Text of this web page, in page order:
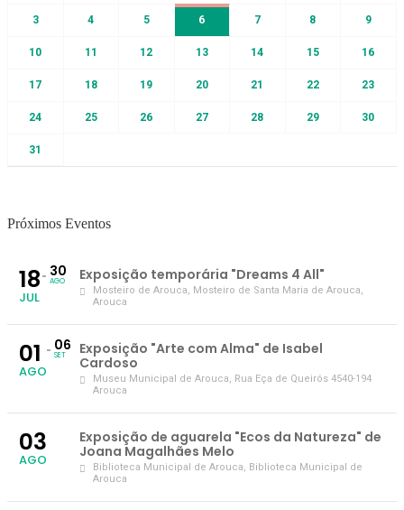
3 4 5 6 7 8 9
10 11 12 13 14 15 16
17 18 19 20 21 22 23
24 25 26 27 28 29 30
31
Próximos Eventos
18
JUL
30
AGO Exposição temporária "Dreams 4 All"
Mosteiro de Arouca, Mosteiro de Santa Maria de Arouca,
Arouca
01
AGO
06
SET
Exposição "Arte com Alma" de Isabel
Cardoso
Museu Municipal de Arouca, Rua Eça de Queirós 4540-194
Arouca
03
AGO
Exposição de aguarela "Ecos da Natureza" de
Joana Magalhães Melo
Biblioteca Municipal de Arouca, Biblioteca Municipal de
Arouca